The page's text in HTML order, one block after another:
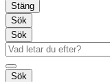
Stäng
Sök
Sök
Sök